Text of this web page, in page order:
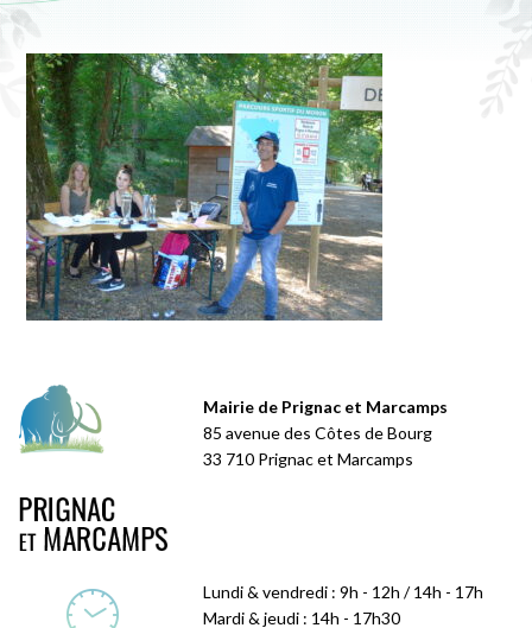
Mairie de Prignac et Marcamps
85 avenue des Côtes de Bourg
33 710 Prignac et Marcamps
Lundi & vendredi : 9h - 12h / 14h - 17h
Mardi & jeudi : 14h - 17h30